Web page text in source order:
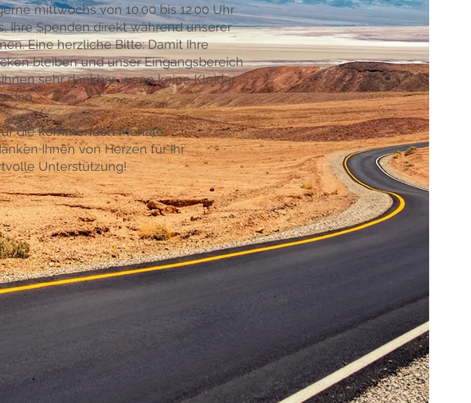
mittwochs von 10.00 bis 12.00 Uhr
Ihre Spenden direkt während unserer
Eine herzliche Bitte: Damit Ihre
bleiben und unser Eingangsbereich
sehr dankbar, wenn keine Kleider
die kommenden Monate
Ihnen von Herzen für Ihr
Unterstützung!